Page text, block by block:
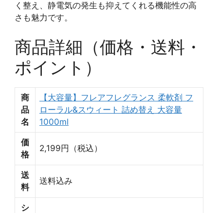
く整え、静電気の発生も抑えてくれる機能性の高
さも魅力です。
商品詳細（価格・送料・
ポイント）
商
品
名
【大容量】フレアフレグランス 柔軟剤 フ
ローラル&スウィート 詰め替え 大容量
1000ml
価
格
2,199円（税込）
送
料
送料込み
シ